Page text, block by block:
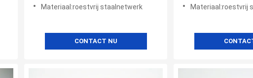
Materiaal:roestvrij staalnetwerk
CONTACT NU
Materiaal:roestvrij